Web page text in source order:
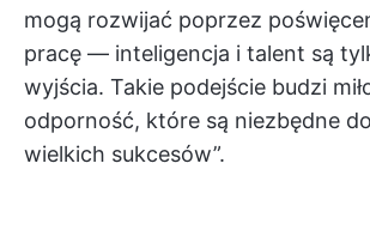
mogą rozwijać poprzez
pracę — inteligencja i talent są
wyjścia. Takie podejście budzi
odporność, które są niezbędne
wielkich sukcesów”.